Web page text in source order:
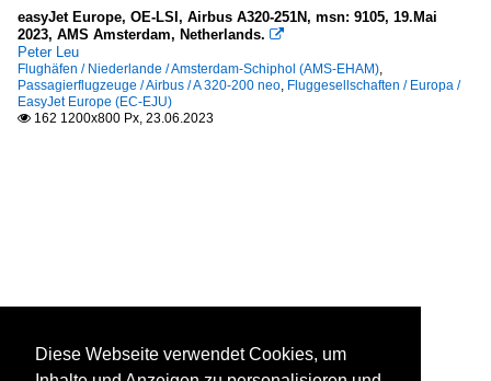
easyJet Europe, OE-LSI, Airbus A320-251N, msn: 9105, 19.Mai
2023, AMS Amsterdam, Netherlands. 
Peter Leu
Flughäfen / Niederlande / Amsterdam-Schiphol (AMS-EHAM),
Passagierflugzeuge / Airbus / A 320-200 neo, Fluggesellschaften / Europa /
EasyJet Europe (EC-EJU)
 162 1200x800 Px, 23.06.2023
Diese Webseite verwendet Cookies, um